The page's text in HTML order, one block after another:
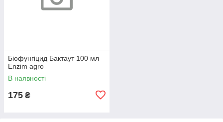
Біофунгіцид Бактаут 100 мл
Enzim agro
В наявності
175 ₴